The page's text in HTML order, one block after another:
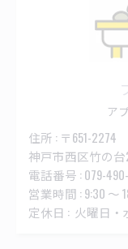
ア
住所 : 〒651-2274
神戸市西区竹の台
電話番号 : 079-
営業時間 : 9:30 ～
定休日 : 火曜日・